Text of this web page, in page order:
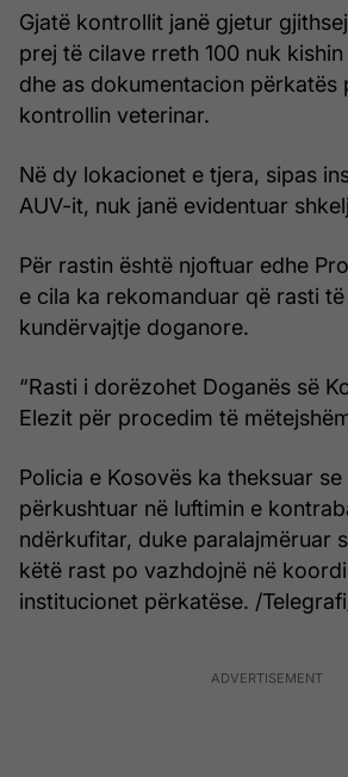
Gjatë kontrollit janë gjetur
prej të cilave rreth 100 nuk
dhe as dokumentacion përkatës
kontrollin veterinar.
Në dy lokacionet e tjera, sipas
AUV-it, nuk janë evidentuar
Për rastin është njoftuar edhe
e cila ka rekomanduar që rasti
kundërvajtje doganore.
“Rasti i dorëzohet Doganës së
Elezit për procedim të
Policia e Kosovës ka theksuar
përkushtuar në luftimin e
ndërkufitar, duke paralajmëruar
këtë rast po vazhdojnë në
institucionet përkatëse. /